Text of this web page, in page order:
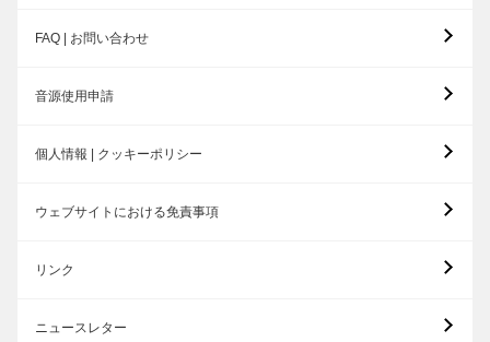
FAQ | お問い合わせ
音源使用申請
個人情報 | クッキーポリシー
ウェブサイトにおける免責事項
リンク
ニュースレター